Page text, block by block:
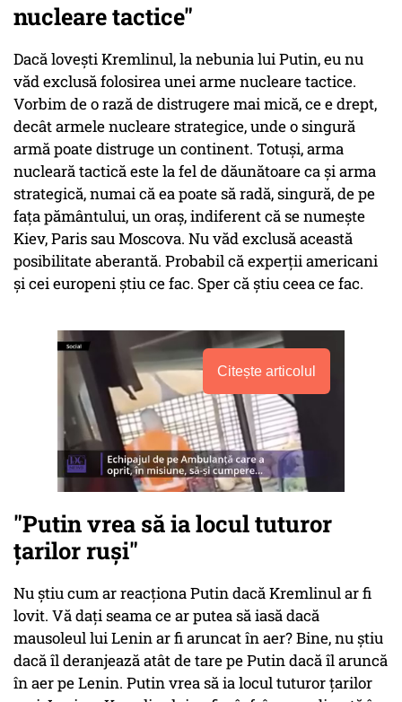
nucleare tactice"
Dacă lovești Kremlinul, la nebunia lui Putin, eu nu
văd exclusă folosirea unei arme nucleare tactice.
Vorbim de o rază de distrugere mai mică, ce e drept,
decât armele nucleare strategice, unde o singură
armă poate distruge un continent. Totuși, arma
nucleară tactică este la fel de dăunătoare ca și arma
strategică, numai că ea poate să radă, singură, de pe
fața pământului, un oraș, indiferent că se numește
Kiev, Paris sau Moscova. Nu văd exclusă această
posibilitate aberantă. Probabil că experții americani
și cei europeni știu ce fac. Sper că știu ceea ce fac.
Citește articolul
"Putin vrea să ia locul tuturor
țarilor ruși"
Nu știu cum ar reacționa Putin dacă Kremlinul ar fi
lovit. Vă dați seama ce ar putea să iasă dacă
mausoleul lui Lenin ar fi aruncat în aer? Bine, nu știu
dacă îl deranjează atât de tare pe Putin dacă îl aruncă
în aer pe Lenin. Putin vrea să ia locul tuturor țarilor